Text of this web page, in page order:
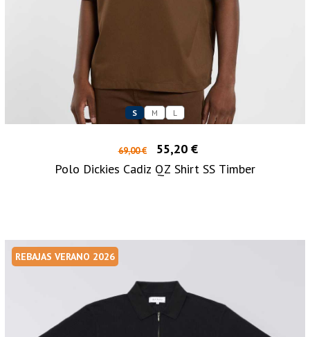
S M L
69,00 €
55,20 €
Polo Dickies Cadiz QZ Shirt SS Timber
REBAJAS VERANO 2026